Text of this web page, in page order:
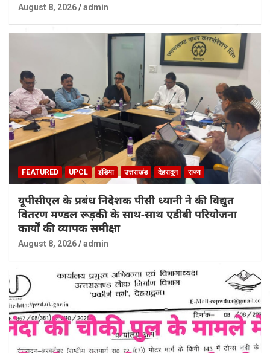
August 8, 2026 admin
FEATURED UPCL इंडिया उत्तराखंड देहरादून राज्य
यूपीसीएल के प्रबंध निदेशक पीसी ध्यानी ने की विद्युत
वितरण मण्डल रूड़की के साथ-साथ एडीबी परियोजना
कार्यों की व्यापक समीक्षा
August 8, 2026 admin